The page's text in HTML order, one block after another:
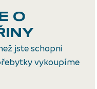
O
jste schopni
vykoupíme